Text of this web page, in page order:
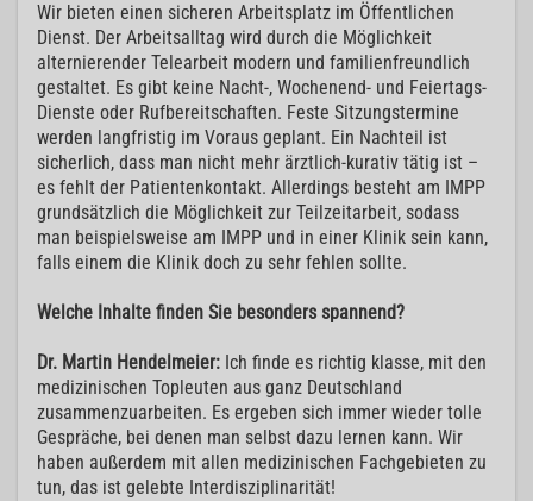
Wir bieten einen sicheren Arbeitsplatz im Öffentlichen
Dienst. Der Arbeitsalltag wird durch die Möglichkeit
alternierender Telearbeit modern und familienfreundlich
gestaltet. Es gibt keine Nacht-, Wochenend- und Feiertags-
Dienste oder Rufbereitschaften. Feste Sitzungstermine
werden langfristig im Voraus geplant. Ein Nachteil ist
sicherlich, dass man nicht mehr ärztlich-kurativ tätig ist –
es fehlt der Patientenkontakt. Allerdings besteht am IMPP
grundsätzlich die Möglichkeit zur Teilzeitarbeit, sodass
man beispielsweise am IMPP und in einer Klinik sein kann,
falls einem die Klinik doch zu sehr fehlen sollte.
Welche Inhalte finden Sie besonders spannend?
Dr. Martin Hendelmeier: Ich finde es richtig klasse, mit den
medizinischen Topleuten aus ganz Deutschland
zusammenzuarbeiten. Es ergeben sich immer wieder tolle
Gespräche, bei denen man selbst dazu lernen kann. Wir
haben außerdem mit allen medizinischen Fachgebieten zu
tun, das ist gelebte Interdisziplinarität!